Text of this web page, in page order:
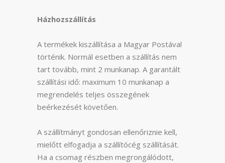
Házhozszállítás
A termékek kiszállítása a Magyar Postával
történik. Normál esetben a szállítás nem
tart tovább, mint 2 munkanap. A garantált
szállítási idő: maximum 10 munkanap a
megrendelés teljes összegének
beérkezését követően.
A szállítmányt gondosan ellenőriznie kell,
mielőtt elfogadja a szállítócég szállítását.
Ha a csomag részben megrongálódott,